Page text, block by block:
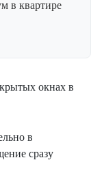
в квартире
в
сразу